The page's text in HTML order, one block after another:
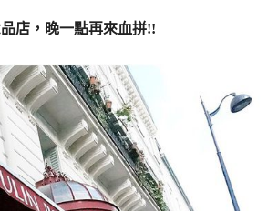
店，晚一點再來血拼!!